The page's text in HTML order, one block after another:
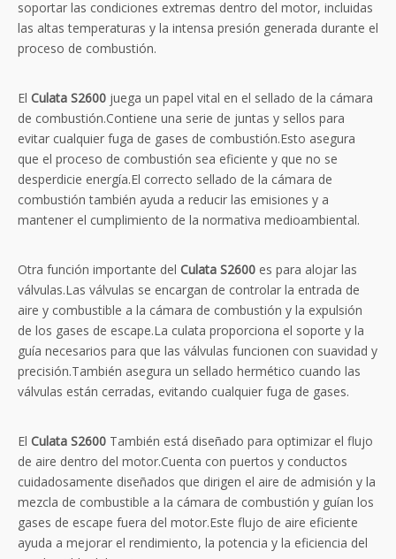
soportar las condiciones extremas dentro del motor, incluidas
las altas temperaturas y la intensa presión generada durante el
proceso de combustión.
El Culata S2600 juega un papel vital en el sellado de la cámara
de combustión.Contiene una serie de juntas y sellos para
evitar cualquier fuga de gases de combustión.Esto asegura
que el proceso de combustión sea eficiente y que no se
desperdicie energía.El correcto sellado de la cámara de
combustión también ayuda a reducir las emisiones y a
mantener el cumplimiento de la normativa medioambiental.
Otra función importante del Culata S2600 es para alojar las
válvulas.Las válvulas se encargan de controlar la entrada de
aire y combustible a la cámara de combustión y la expulsión
de los gases de escape.La culata proporciona el soporte y la
guía necesarios para que las válvulas funcionen con suavidad y
precisión.También asegura un sellado hermético cuando las
válvulas están cerradas, evitando cualquier fuga de gases.
El Culata S2600 También está diseñado para optimizar el flujo
de aire dentro del motor.Cuenta con puertos y conductos
cuidadosamente diseñados que dirigen el aire de admisión y la
mezcla de combustible a la cámara de combustión y guían los
gases de escape fuera del motor.Este flujo de aire eficiente
ayuda a mejorar el rendimiento, la potencia y la eficiencia del